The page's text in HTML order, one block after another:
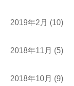
2019年2月 (10)
2018年11月 (5)
2018年10月 (9)